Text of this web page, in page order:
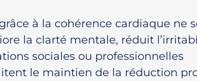
à la cohérence cardiaque ne
la clarté mentale, réduit
sociales ou professionnelles
le maintien de la réduction